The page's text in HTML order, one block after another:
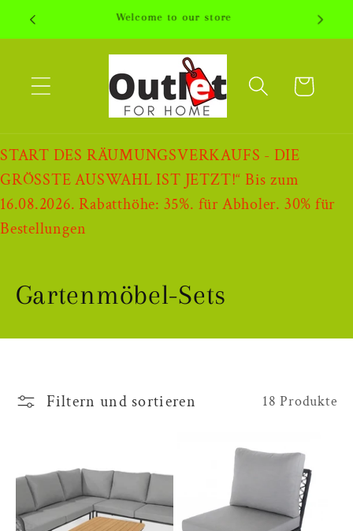
zum
Inhalt
Welcome to our store
Warenkorb
START DES RÄUMUNGSVERKAUFS - DIE
GRÖSSTE AUSWAHL IST JETZT!“ Bis zum
16.08.2026. Rabatthöhe: 35%. für Abholer. 30% für
Bestellungen
K
e
o
r
Gartenmöbel-Sets
Filtern und sortieren 18 Produkte